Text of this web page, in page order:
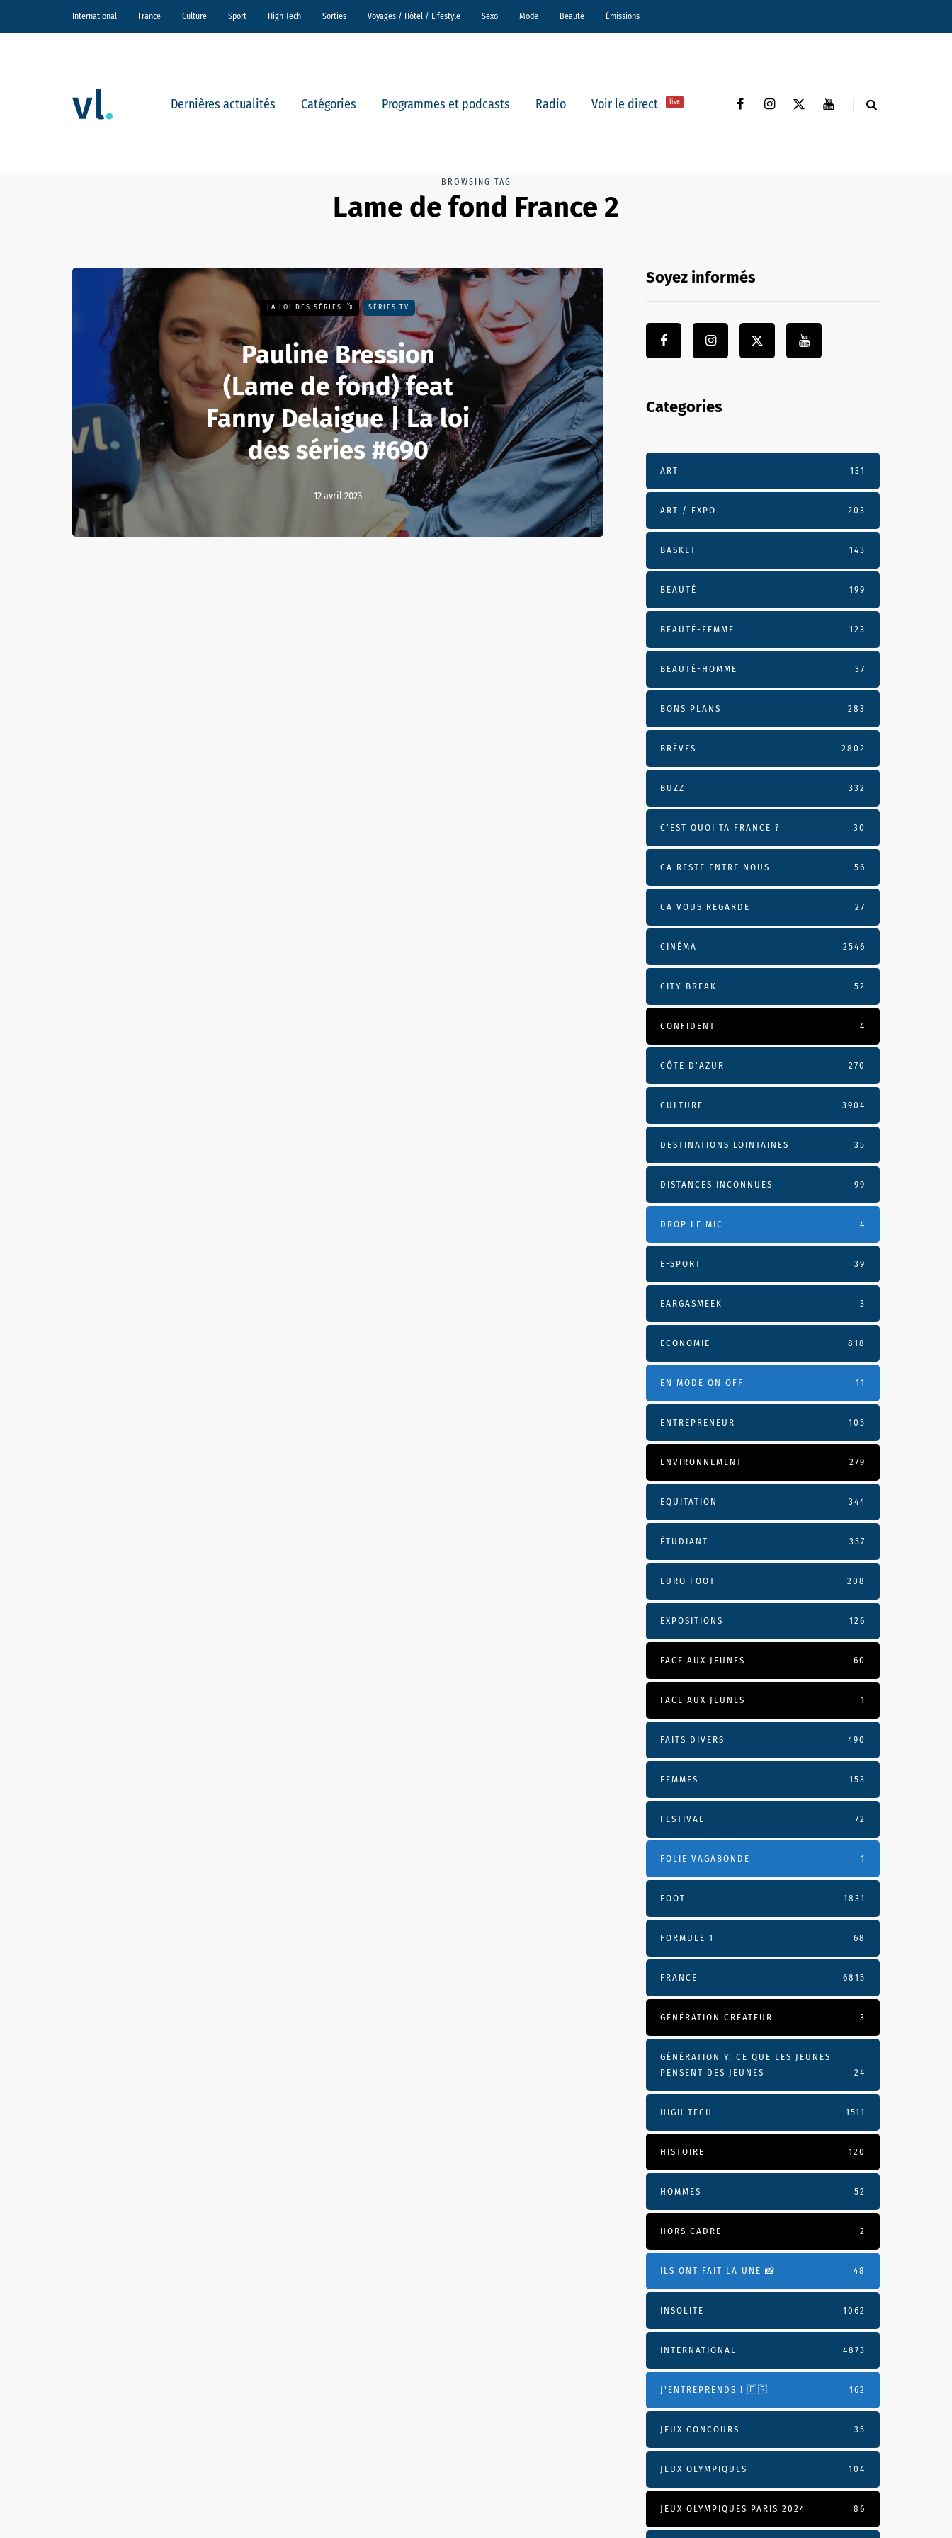
International France Culture Sport High Tech Sorties Voyages / Hôtel / Lifestyle Sexo Mode Beauté Émissions
Dernières actualités Catégories Programmes et podcasts Radio Voir le direct live
BROWSING TAG
Lame de fond France 2
LA LOI DES SÉRIES 📺 SÉRIES TV
Pauline Bression
(Lame de fond) feat
Fanny Delaigue | La loi
des séries #690
12 avril 2023
Soyez informés
Categories
ART 131
ART / EXPO 203
BASKET 143
BEAUTÉ 199
BEAUTÉ-FEMME 123
BEAUTÉ-HOMME 37
BONS PLANS 283
BRÈVES 2802
BUZZ 332
C'EST QUOI TA FRANCE ? 30
CA RESTE ENTRE NOUS 56
CA VOUS REGARDE 27
CINÉMA 2546
CITY-BREAK 52
CONFIDENT 4
CÔTE D’AZUR 270
CULTURE 3904
DESTINATIONS LOINTAINES 35
DISTANCES INCONNUES 99
DROP LE MIC 4
E-SPORT 39
EARGASMEEK 3
ECONOMIE 818
EN MODE ON OFF 11
ENTREPRENEUR 105
ENVIRONNEMENT 279
EQUITATION 344
ÉTUDIANT 357
EURO FOOT 208
EXPOSITIONS 126
FACE AUX JEUNES 60
FACE AUX JEUNES 1
FAITS DIVERS 490
FEMMES 153
FESTIVAL 72
FOLIE VAGABONDE 1
FOOT 1831
FORMULE 1 68
FRANCE 6815
GÉNÉRATION CRÉATEUR 3
GÉNÉRATION Y: CE QUE LES JEUNES
PENSENT DES JEUNES
24
HIGH TECH 1511
HISTOIRE 120
HOMMES 52
HORS CADRE 2
ILS ONT FAIT LA UNE 📸 48
INSOLITE 1062
INTERNATIONAL 4873
J'ENTREPRENDS ! 🇫🇷 162
JEUX CONCOURS 35
JEUX OLYMPIQUES 104
JEUX OLYMPIQUES PARIS 2024 86